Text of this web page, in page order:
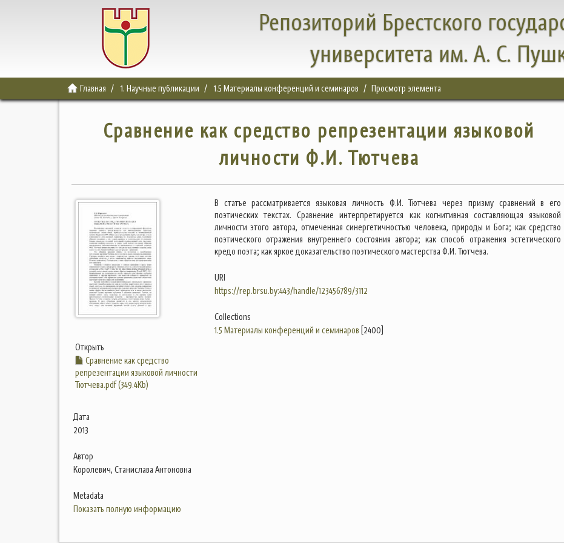
Репозиторий Брестского
университета им. А. С.
Главная 1. Научные публикации 1.5 Материалы конференций и семинаров Просмотр элемента
Сравнение как средство репрезентации языковой
личности Ф.И. Тютчева
Открыть
Сравнение как средство
репрезентации языковой личности
Тютчева.pdf (349.4Kb)
Дата
2013
Автор
Королевич, Станислава Антоновна
Metadata
Показать полную информацию
В статье рассматривается языковая личность Ф.И. Тютчева через призму сравнений в его
поэтических текстах. Сравнение интерпретируется как когнитивная составляющая языковой
личности этого автора, отмеченная синергетичностью человека, природы и Бога; как средство
поэтического отражения внутреннего состояния автора; как способ отражения эстетического
кредо поэта; как яркое доказательство поэтического мастерства Ф.И. Тютчева.
URI
https://rep.brsu.by:443/handle/123456789/3112
Collections
1.5 Материалы конференций и семинаров [2400]